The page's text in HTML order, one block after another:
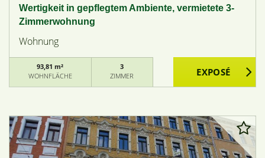
Wertigkeit in gepflegtem Ambiente, vermietete 3-
Zimmerwohnung
Wohnung
93,81 m²
WOHNFLÄCHE
3
ZIMMER